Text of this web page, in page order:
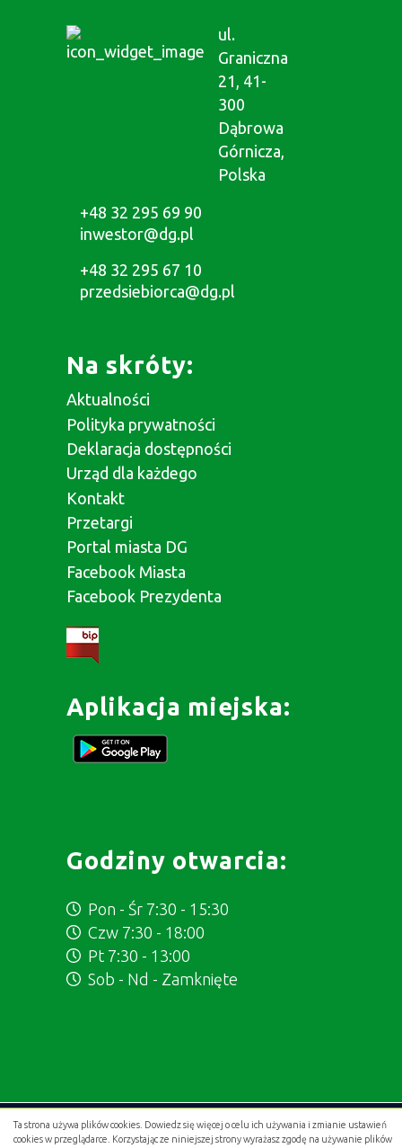
Ta strona używa plików cookies. Dowiedz się więcej o celu ich używania i zmianie ustawień
cookies w przeglądarce. Korzystając ze niniejszej strony wyrażasz zgodę na używanie plików
ul.
Graniczna
21, 41-
300
Dąbrowa
Górnicza,
Polska
+48 32 295 69 90
inwestor@dg.pl
+48 32 295 67 10
przedsiebiorca@dg.pl
Na skróty:
Aktualności
Polityka prywatności
Deklaracja dostępności
Urząd dla każdego
Kontakt
Przetargi
Portal miasta DG
Facebook Miasta
Facebook Prezydenta
Aplikacja miejska:
Godziny otwarcia:
Pon - Śr 7:30 - 15:30
Czw 7:30 - 18:00
Pt 7:30 - 13:00
Sob - Nd - Zamknięte
Projekt i wykonanie:.gold studio digital